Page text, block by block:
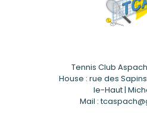
Tennis Club
House : rue des
le-Haut |
Mail :